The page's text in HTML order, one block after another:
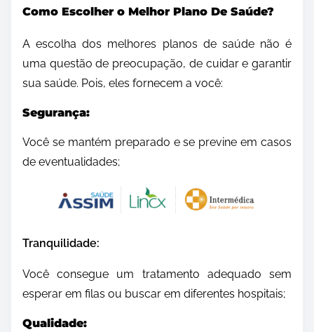
Como Escolher o Melhor Plano De Saúde?
A escolha dos melhores planos de saúde não é
uma questão de preocupação, de cuidar e garantir
sua saúde. Pois, eles fornecem a você:
Segurança:
Você se mantém preparado e se previne em casos
de eventualidades;
Tranquilidade:
Você consegue um tratamento adequado sem
esperar em filas ou buscar em diferentes hospitais;
Qualidade: